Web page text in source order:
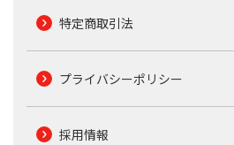
特定商取引法
プライバシーポリシー
採用情報